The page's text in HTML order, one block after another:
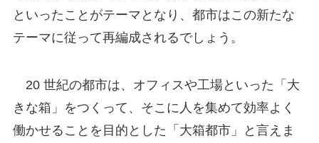
といったことがテーマとなり、都市はこの新たな
テーマに従って再編成されるでしょう。
20 世紀の都市は、オフィスや工場といった「大
きな箱」をつくって、そこに人を集めて効率よく
働かせることを目的とした「大箱都市」と言えま